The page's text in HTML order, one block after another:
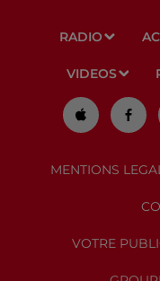
RADIO
VIDEOS
MENTIONS
VOTRE